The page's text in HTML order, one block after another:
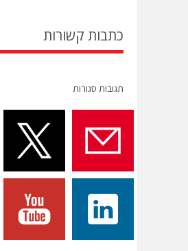
כתבות קשורות
תגובות סגורות